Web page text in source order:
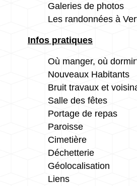
Galeries de photos
Les randonnées à
Infos pratiques
Où manger, où
Nouveaux Habitants
Bruit travaux et
Salle des fêtes
Portage de repas
Paroisse
Cimetière
Déchetterie
Géolocalisation
Liens